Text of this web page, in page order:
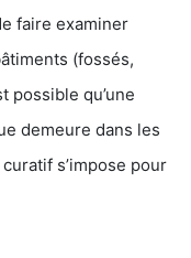
faire examiner
(fossés,
possible qu’une
demeure dans les
s’impose pour